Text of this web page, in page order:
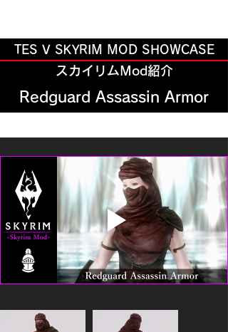
TES V SKYRIM MOD SHOWCASE
スカイリムMod紹介
Redguard Assassin Armor